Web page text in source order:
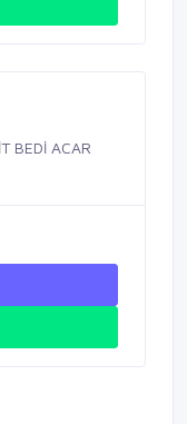
BEDİ ACAR